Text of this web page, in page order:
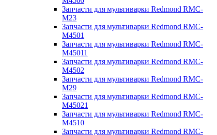
Запчасти для мультиварки Redmond RMC-
M23
Запчасти для мультиварки Redmond RMC-
M4501
Запчасти для мультиварки Redmond RMC-
M45011
Запчасти для мультиварки Redmond RMC-
M4502
Запчасти для мультиварки Redmond RMC-
M29
Запчасти для мультиварки Redmond RMC-
M45021
Запчасти для мультиварки Redmond RMC-
M4510
Запчасти для мультиварки Redmond RMC-